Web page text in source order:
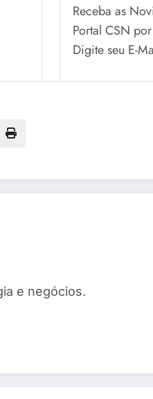
Receba as
Portal CSN
Digite seu E-
e negócios.